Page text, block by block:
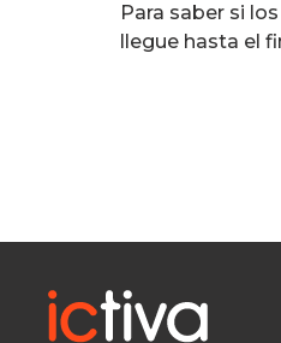
Para saber si
llegue hasta el